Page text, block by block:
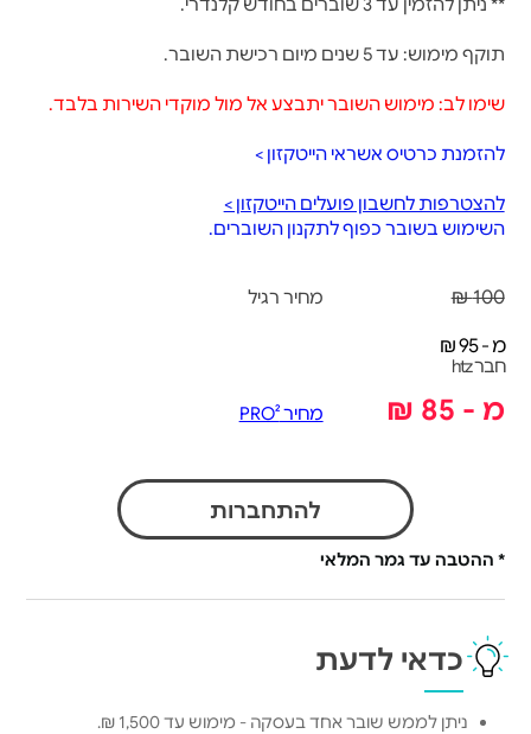
** ניתן להזמין עד 3 שוברים בחודש קלנדרי.
תוקף מימוש: עד 5 שנים מיום רכישת השובר.
שימו לב: מימוש השובר יתבצע אל מול מוקדי השירות בלבד.
להזמנת כרטיס אשראי הייטקזון >
להצטרפות לחשבון פועלים הייטקזון >
השימוש בשובר כפוף לתקנון השוברים.
100 ₪ מחיר רגיל
מ - 95 ₪
חבר htz
מ - 85 ₪ מחיר PRO²
להתחברות
* ההטבה עד גמר המלאי
כדאי לדעת
ניתן לממש שובר אחד בעסקה - מימוש עד 1,500 ₪.